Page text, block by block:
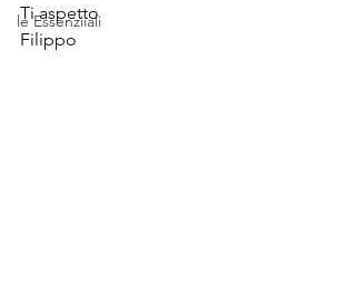
le Essenziiali
Ti aspetto
Filippo